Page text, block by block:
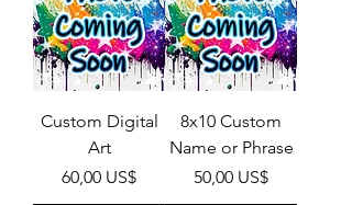
Custom Digital
Art
Precio
60,00 US$
8x10 Custom
Name or Phrase
Precio
50,00 US$